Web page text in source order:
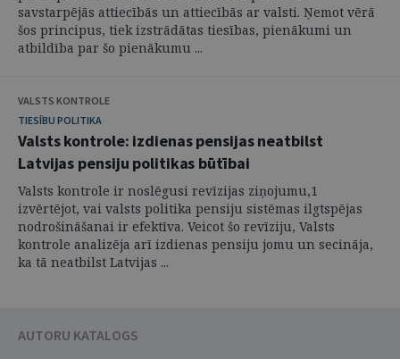
savstarpējās attiecībās un attiecībās ar valsti. Ņemot vērā
šos principus, tiek izstrādātas tiesības, pienākumi un
atbildība par šo pienākumu ...
VALSTS KONTROLE
TIESĪBU POLITIKA
Valsts kontrole: izdienas pensijas neatbilst
Latvijas pensiju politikas būtībai
Valsts kontrole ir noslēgusi revīzijas ziņojumu,1
izvērtējot, vai valsts politika pensiju sistēmas ilgtspējas
nodrošināšanai ir efektīva. Veicot šo revīziju, Valsts
kontrole analizēja arī izdienas pensiju jomu un secināja,
ka tā neatbilst Latvijas ...
AUTORU KATALOGS